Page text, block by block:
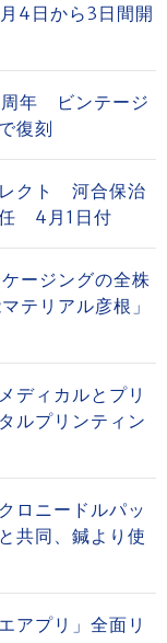
4日から3日間開
周年 ビンテージ
復刻
レクト 河合保治
任 4月1日付
ージングの全株
テリアル彦根」
ディカルとプリ
ルプリンティン
ロニードルパッ
共同、鍼より使
アプリ」全面リ